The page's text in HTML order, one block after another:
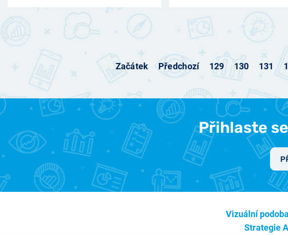
Začátek Předchozí 129 130 131
Přihlaste
Vizuální
Strategie